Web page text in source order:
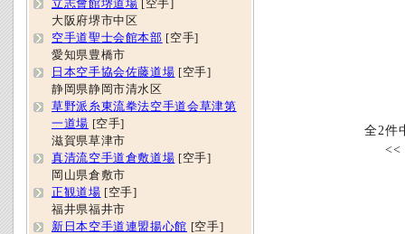
全2件
<<
立志會館堺道場 [空手]
大阪府堺市中区
空手道聖士会館本部 [空手]
愛知県豊橋市
日本空手協会佐藤道場 [空手]
静岡県静岡市清水区
草野派糸東流拳法空手道会草津第
一道場 [空手]
滋賀県草津市
真清流空手道倉敷道場 [空手]
岡山県倉敷市
正観道場 [空手]
福井県福井市
新日本空手道連盟揚心館 [空手]